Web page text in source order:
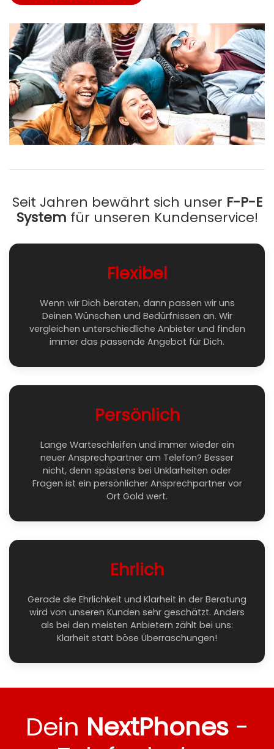
Seit Jahren bewährt sich unser F-P-E
System für unseren Kundenservice!
Flexibel
Wenn wir Dich beraten, dann passen wir uns
Deinen Wünschen und Bedürfnissen an. Wir
vergleichen unterschiedliche Anbieter und finden
immer das passende Angebot für Dich.
Persönlich
Lange Warteschleifen und immer wieder ein
neuer Ansprechpartner am Telefon? Besser
nicht, denn spästens bei Unklarheiten oder
Fragen ist ein persönlicher Ansprechpartner vor
Ort Gold wert.
Ehrlich
Gerade die Ehrlichkeit und Klarheit in der Beratung
wird von unseren Kunden sehr geschätzt. Anders
als bei den meisten Anbietern zählt bei uns:
Klarheit statt böse Überraschungen!
Dein NextPhones -